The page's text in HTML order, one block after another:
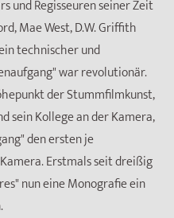
und Regisseuren seiner Zeit
Mae West, D.W. Griffith
technischer und
war revolutionär.
der Stummfilmkunst,
sein Kollege an der Kamera,
den ersten je
Erstmals seit dreißig
nun eine Monografie ein